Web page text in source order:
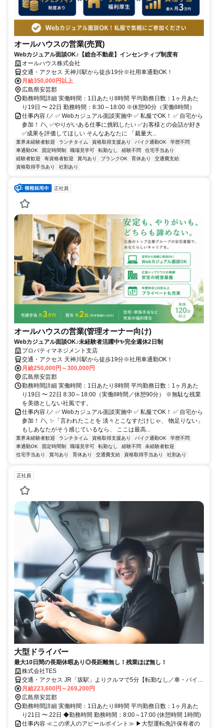
オールハウスの営業(売買)
Webカジュアル面談OK♪【総合不動産】インセンティブ制度有
オールハウス株式会社
交通・アクセス 天神川駅から徒歩19分※社用車通勤OK！
月給350,000円以上
広島県安芸郡
勤務時間詳細 実働時間：1日あたり8時間 平均勤務日数：1ヶ月あた
り19日 〜 22日 勤務時間：8:30～18:00 ※休憩90分（実働8時間）
仕事内容 /／ ✅ Webカジュアル面談実施中 ✅ 私服でOK！ ✅ 自宅から
参加！ /＼ ✅やりがいある仕事に挑戦したい ✅お客様との会話が好き
✅成果を評価してほしい そんなあなたに 「裁量大...
業界未経験者歓迎 ランチタイム 資格取得支援あり バイク通勤OK
学歴不問
車通勤OK
固定時間制 職場見学可 転勤なし 経験不問
住宅手当あり
経験者歓迎
有資格者歓迎 賞与あり ブランクOK 育休あり
交通費支給
資格取得手当あり
社割あり
正社員
オールハウスの営業(管理オーナー向け)
Webカジュアル面談OK♪未経験者活躍中✨完全週休2日制
プロパティマネジメント支店
交通・アクセス 天神川駅から徒歩19分※社用車通勤OK！
月給250,000円～300,000円
広島県安芸郡
勤務時間詳細 実働時間：1日あたり8時間 平均勤務日数：1ヶ月あた
り19日 〜 22日 8:30～18:00（実働8時間／休憩90分） ※無駄な残業
を美徳としない社風です。
仕事内容 /／ ✅ Webカジュアル面談実施中 ✅ 私服でOK！ ✅ 自宅から
参加！ /＼ ✨「言われたことを 淡々とこなすだけじゃ、 物足りない」
もしあなたがそう感じているなら、 ここは最高...
業界未経験者歓迎 ランチタイム 資格取得支援あり バイク通勤OK
学歴不問
車通勤OK
固定時間制 職場見学可 転勤なし 経験不問
未経験者歓迎
住宅手当あり
賞与あり 育休あり 交通費支給 資格取得手当あり 社割あり
正社員
大型ドライバー
最大10日間の長期休暇あり◎長距離無し！残業ほぼ無し！
株式会社TES
交通・アクセス JR「坂駅」よりクルマで5分【転勤なし／車・バイク
通勤OK】
月給223,600円～269,200円
広島県安芸郡
勤務時間詳細 実働時間：1日あたり8時間 平均勤務日数：1ヶ月あた
り21日 〜 22日 ◆勤務時間 勤務時間：8:00～17:00 (休憩時間 1時間)
仕事内容 ≪この求人のアピールポイント≫ ▶大型運転免許保有者の